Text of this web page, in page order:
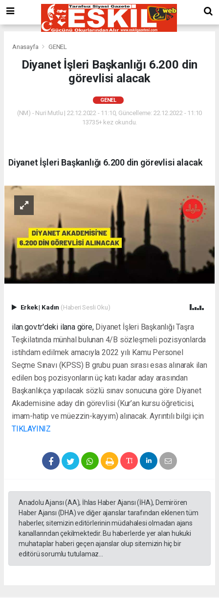
Anasayfa GENEL
Diyanet İşleri Başkanlığı 6.200 din
görevlisi alacak
GENEL
(NM) - Nuri Mutlu | 22.12.2022 - 11:10, Güncelleme: 22.12.2022 - 11:10
13735+ kez okundu.
Diyanet İşleri Başkanlığı 6.200 din görevlisi alacak
Erkek| Kadın (Haberi Sesli Oku)
ilan.gov.tr'deki ilana göre, Diyanet İşleri Başkanlığı Taşra
Teşkilatında münhal bulunan 4/B sözleşmeli pozisyonlarda
istihdam edilmek amacıyla 2022 yılı Kamu Personel
Seçme Sınavı (KPSS) B grubu puan sırası esas alınarak ilan
edilen boş pozisyonların üç katı kadar aday arasından
Başkanlıkça yapılacak sözlü sınav sonucuna göre Diyanet
Akademisine aday din görevlisi (Kur’an kursu öğreticisi,
imam-hatip ve müezzin-kayyım) alınacak. Ayrıntılı bilgi için
TIKLAYINIZ
Anadolu Ajansı (AA), İhlas Haber Ajansı (İHA), Demirören
Haber Ajansı (DHA) ve diğer ajanslar tarafından eklenen tüm
haberler, sitemizin editörlerinin müdahalesi olmadan ajans
kanallarından çekilmektedir. Bu haberlerde yer alan hukuki
muhataplar haberi geçen ajanslar olup sitemizin hiç bir
editörü sorumlu tutulamaz...